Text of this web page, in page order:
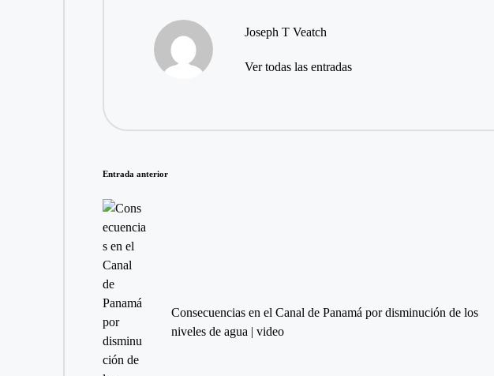
Joseph T Veatch
Ver todas las entradas
Navegación
de
entradas
Entrada anterior
Consecuencias en el Canal de Panamá por disminución de los
niveles de agua | video